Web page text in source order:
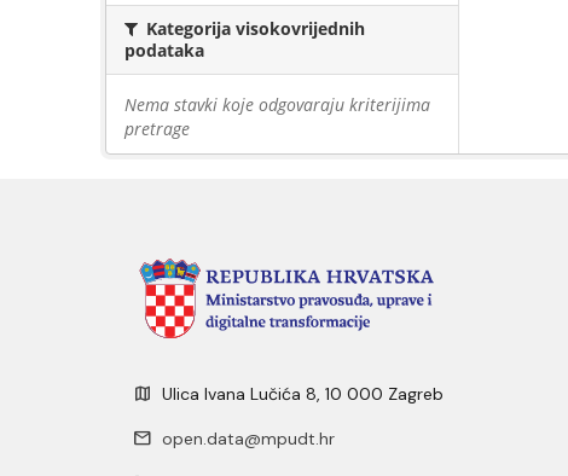
Kategorija visokovrijednih
podataka
Nema stavki koje odgovaraju kriterijima
pretrage